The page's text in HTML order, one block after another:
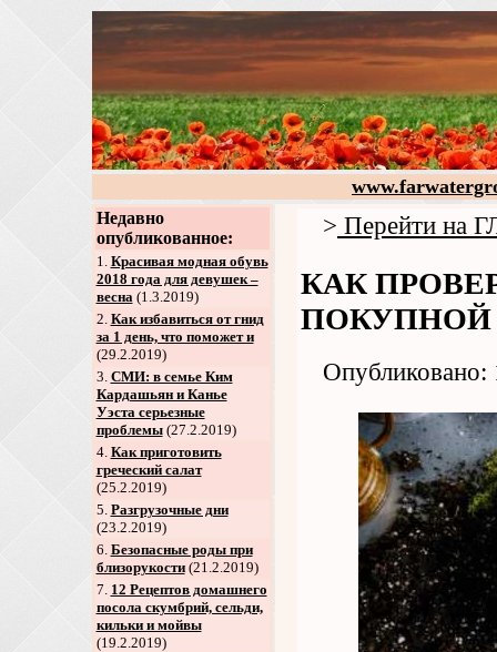
Недавно
опубликованное:
1. Красивая модная обувь
2018 года для девушек –
весна(1.3.2019)
2. Как избавиться от гнид
за 1 день, что поможет и
(29.2.2019)
3. СМИ: в семье Ким
Кардашьян и Канье
Уэста серьезные
проблемы(27.2.2019)
4. Как приготовить
греческий салат
(25.2.2019)
5. Разгрузочные дни
(23.2.2019)
6. Безопасные роды при
близорукости(21.2.2019)
7. 12 Рецептов домашнего
посола скумбрий, сельди,
кильки и мойвы
(19.2.2019)
> Перейти на
КАК
ПОКУПНОЙ
Опубликовано: